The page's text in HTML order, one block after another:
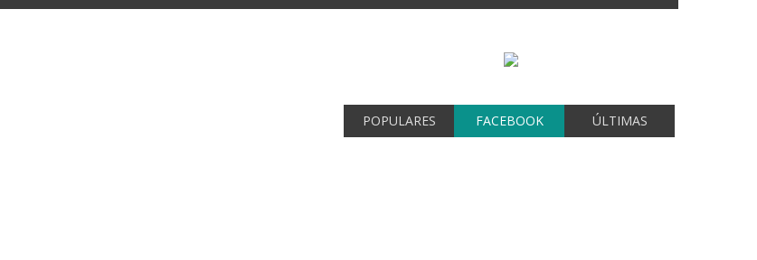
POPULARES FACEBOOK ÚLTIMAS